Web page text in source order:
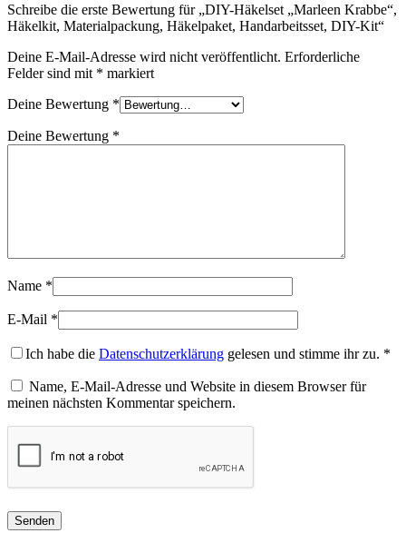
Schreibe die erste Bewertung für „DIY-Häkelset „Marleen Krabbe“,
Häkelkit, Materialpackung, Häkelpaket, Handarbeitsset, DIY-Kit“
Deine E-Mail-Adresse wird nicht veröffentlicht. Erforderliche
Felder sind mit * markiert
Deine Bewertung *
Deine Bewertung *
Name *
E-Mail *
Ich habe die Datenschutzerklärung gelesen und stimme ihr zu. *
Name, E-Mail-Adresse und Website in diesem Browser für
meinen nächsten Kommentar speichern.